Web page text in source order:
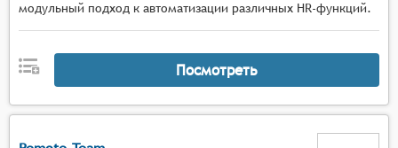
модульный подход к автоматизации различных HR-функций.
Посмотреть